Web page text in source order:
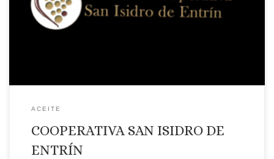
electrónico Teléfono: Teléono: +34 924481105 Ámbito de
suministro: NACIONAL Productos que ofrece: …
ACEITE
COOPERATIVA SAN ISIDRO DE
ENTRÍN